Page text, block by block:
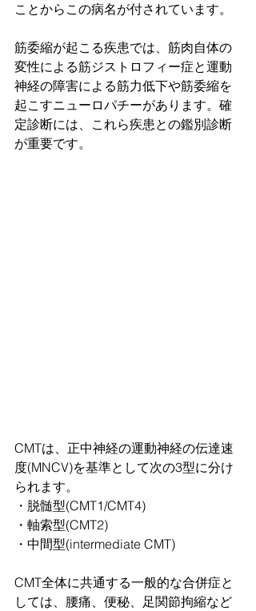
ことからこの病名が付されています。
筋委縮が起こる疾患では、筋肉自体の
変性による筋ジストロフィー症と運動
神経の障害による筋力低下や筋委縮を
起こすニューロパチーがあります。確
定診断には、これら疾患との鑑別診断
が重要です。
CMTは、正中神経の運動神経の伝達速
度(MNCV)を基準として次の3型に分け
られます。
・脱髄型(CMT1/CMT4)
・軸索型(CMT2)
・中間型(intermediate CMT)
CMT全体に共通する一般的な合併症と
しては、腰痛、便秘、足関節拘縮など